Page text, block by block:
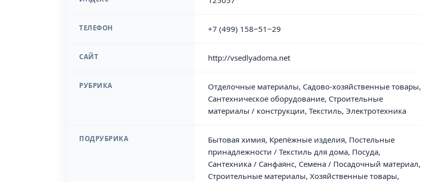
ТЕЛЕФОН +7 (499) 158‒51‒29
САЙТ http://vsedlyadoma.net
РУБРИКА
Отделочные материалы, Садово-хозяйственные товары,
Сантехническое оборудование, Строительные
материалы / конструкции, Текстиль, Электротехника
ПОДРУБРИКА
Бытовая химия, Крепёжные изделия, Постельные
принадлежности / Текстиль для дома, Посуда,
Сантехника / Санфаянс, Семена / Посадочный материал,
Строительные материалы, Хозяйственные товары,